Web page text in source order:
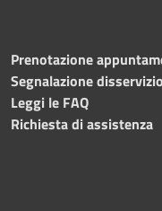
Prenotazione
Segnalazione disservizio
Leggi le FAQ
Richiesta di assistenza